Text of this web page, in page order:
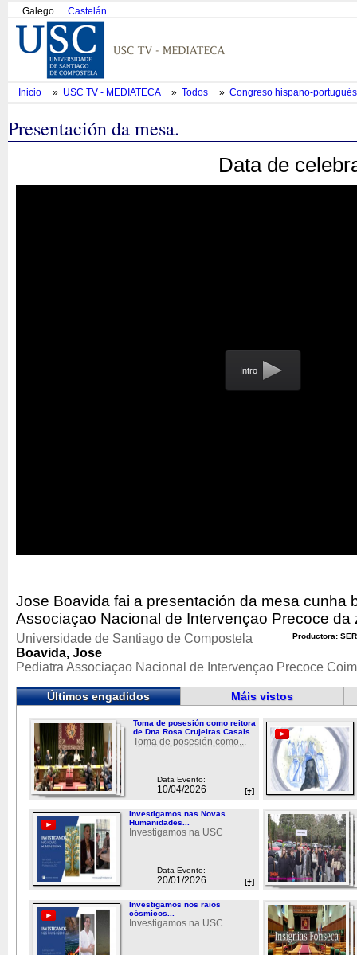
Galego Castelán
Inicio » USC TV - MEDIATECA » Todos » Congreso hispano-
Presentación da mesa.
Data de
Intro
Jose Boavida fai a presentación da mesa cunha
Associaçao Nacional de Intervençao Precoce da
Productora:
Universidade de Santiago de Compostela
Boavida, Jose
Pediatra Associaçao Nacional de Intervençao Precoce
Últimos engadidos Máis vistos
Toma de posesión como reitora
de Dna.Rosa Crujeiras Casais...
Toma de posesión como...
Data Evento:
10/04/2026 [+]
Investigamos nas Novas
Humanidades...
Investigamos na USC
Data Evento:
20/01/2026 [+]
Investigamos nos raios
cósmicos...
Investigamos na USC